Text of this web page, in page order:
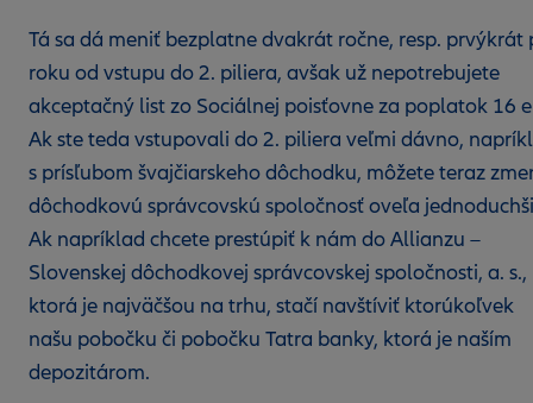
Tá sa dá meniť bezplatne dvakrát ročne, resp. prvýkrát
roku od vstupu do 2. piliera, avšak už nepotrebujete
akceptačný list zo Sociálnej poisťovne za poplatok 16
Ak ste teda vstupovali do 2. piliera veľmi dávno,
s prísľubom švajčiarskeho dôchodku, môžete teraz
dôchodkovú správcovskú spoločnosť oveľa
Ak napríklad chcete prestúpiť k nám do Allianzu –
Slovenskej dôchodkovej správcovskej spoločnosti, a. s.,
ktorá je najväčšou na trhu, stačí navštíviť ktorúkoľvek
našu pobočku či pobočku Tatra banky, ktorá je naším
depozitárom.